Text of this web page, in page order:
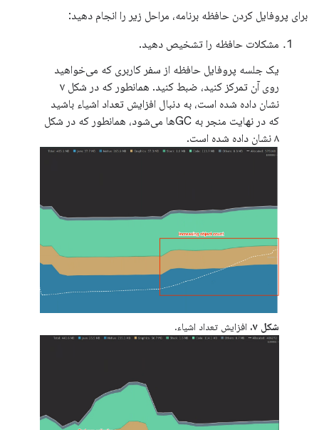
برای پروفایل کردن حافظه برنامه، مراحل زیر را انجام دهید:
مشکلات حافظه را تشخیص دهید.
یک جلسه پروفایل حافظه از سفر کاربری که می‌خواهید
روی آن تمرکز کنید، ضبط کنید. همانطور که در شکل ۷
نشان داده شده است، به دنبال افزایش تعداد اشیاء باشید
که در نهایت منجر به GCها می‌شود، همانطور که در شکل
۸ نشان داده شده است.
شکل ۷. افزایش تعداد اشیاء.